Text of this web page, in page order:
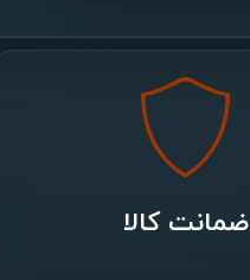
ضمانت کالا